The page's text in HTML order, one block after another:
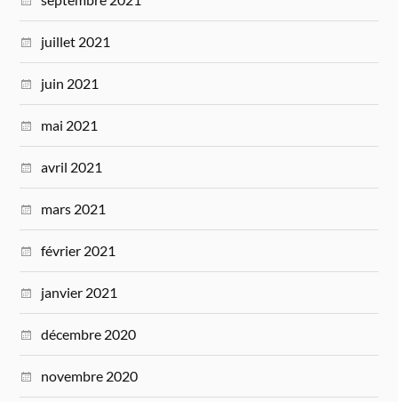
juillet 2021
juin 2021
mai 2021
avril 2021
mars 2021
février 2021
janvier 2021
décembre 2020
novembre 2020